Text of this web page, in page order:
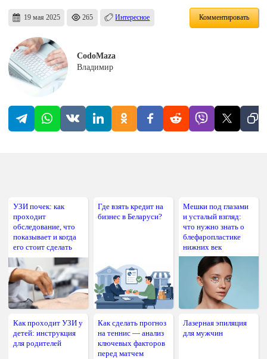
19 мая 2025 265 Интересное Комментировать
CodoMaza
Владимир
УЗИ почек: как
проходит
обследование, что
показывает и когда
его стоит сделать
Где взять кредит на
бизнес в Беларуси?
Мешки под глазами
и усталый взгляд:
что нужно знать о
блефаропластике
нижних век
Как проходит УЗИ у
детей: инструкция
для родителей
Как сделать прогноз
на теннис — анализ
ключевых факторов
перед матчем
Лазерная эпиляция
для мужчин